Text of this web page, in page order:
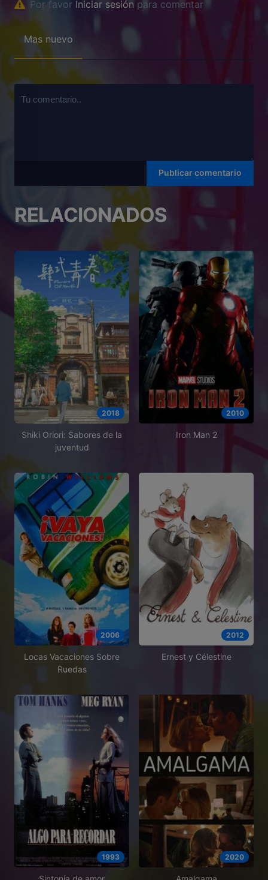
Por favor Iniciar sesión para comentar
Mas nuevo
RELACIONADOS
2018
Shiki Oriori: Sabores de la
juventud
2010
Iron Man 2
2006
Locas Vacaciones Sobre
Ruedas
2012
Ernest y Célestine
1993 2020